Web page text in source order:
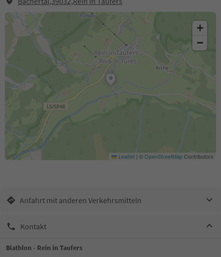
+
−
Leaflet | ©OpenStreetMapContributors
Anfahrt mit anderen Verkehrsmitteln
Kontakt
Biathlon - Rein in Taufers